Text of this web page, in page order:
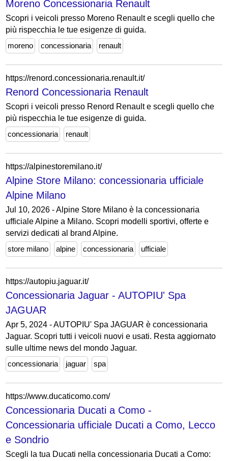
Moreno Concessionaria Renault
Scopri i veicoli presso Moreno Renault e scegli quello che
più rispecchia le tue esigenze di guida.
moreno
concessionaria renault
https://renord.concessionaria.renault.it/
Renord Concessionaria Renault
Scopri i veicoli presso Renord Renault e scegli quello che
più rispecchia le tue esigenze di guida.
concessionaria
renault
https://alpinestoremilano.it/
Alpine Store Milano: concessionaria ufficiale
Alpine Milano
Jul 10, 2026 - Alpine Store Milano è la concessionaria
ufficiale Alpine a Milano. Scopri modelli sportivi, offerte e
servizi dedicati al brand Alpine.
store milano
alpine concessionaria ufficiale
https://autopiu.jaguar.it/
Concessionaria Jaguar - AUTOPIU' Spa
JAGUAR
Apr 5, 2024 - AUTOPIU' Spa JAGUAR è concessionaria
Jaguar. Scopri tutti i veicoli nuovi e usati. Resta aggiornato
sulle ultime news del mondo Jaguar.
concessionaria
jaguar spa
https://www.ducaticomo.com/
Concessionaria Ducati a Como -
Concessionaria ufficiale Ducati a Como, Lecco
e Sondrio
Scegli la tua Ducati nella concessionaria Ducati a Como: